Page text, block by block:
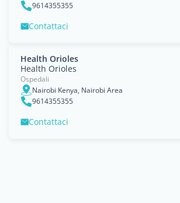
9614355355
Contattaci
Health Orioles
Health Orioles
Ospedali
Nairobi Kenya, Nairobi Area
9614355355
Contattaci